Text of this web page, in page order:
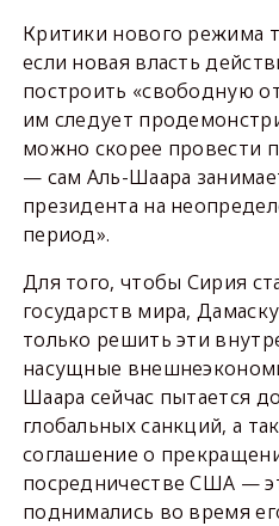
Критики нового режима
если новая власть
построить «свободную
им следует
можно скорее провести
— сам Аль-Шаара
президента на
период».
Для того, чтобы Сирия
государств мира,
только решить эти
насущные
Шаара сейчас пытается
глобальных санкций, а
соглашение о
посредничестве США —
поднимались во время